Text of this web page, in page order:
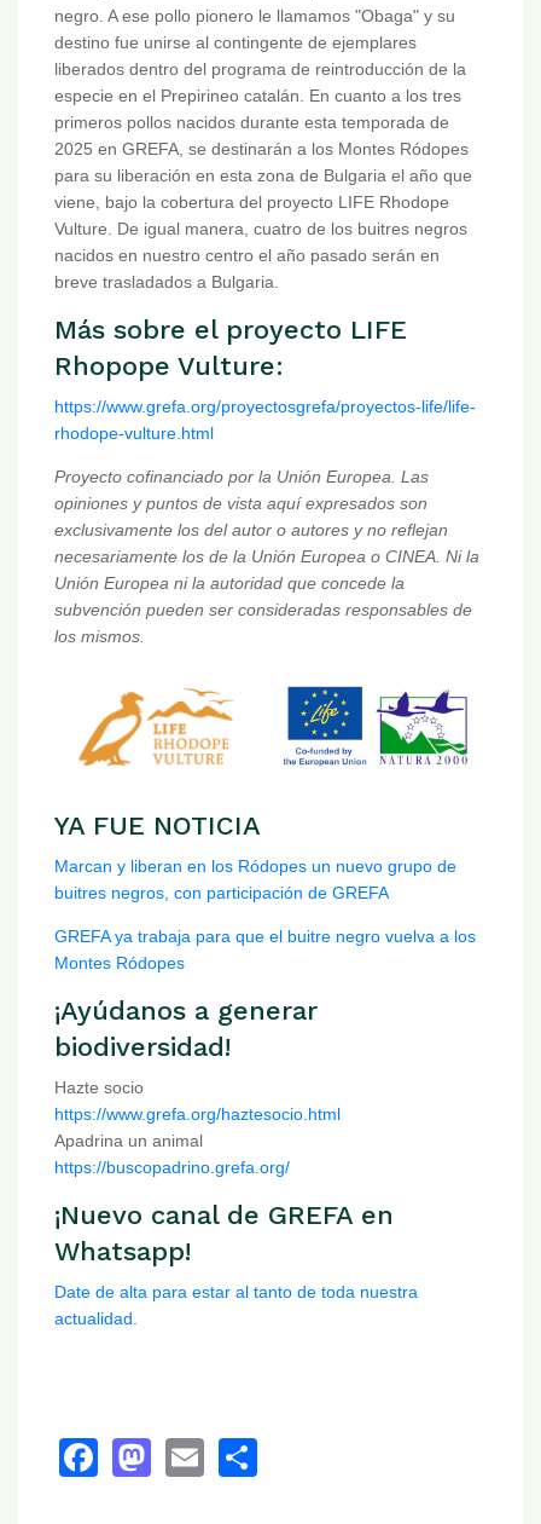
negro. A ese pollo pionero le llamamos "Obaga" y su
destino fue unirse al contingente de ejemplares
liberados dentro del programa de reintroducción de la
especie en el Prepirineo catalán. En cuanto a los tres
primeros pollos nacidos durante esta temporada de
2025 en GREFA, se destinarán a los Montes Ródopes
para su liberación en esta zona de Bulgaria el año que
viene, bajo la cobertura del proyecto LIFE Rhodope
Vulture. De igual manera, cuatro de los buitres negros
nacidos en nuestro centro el año pasado serán en
breve trasladados a Bulgaria.
Más sobre el proyecto LIFE
Rhopope Vulture:
https://www.grefa.org/proyectosgrefa/proyectos-life/life-
rhodope-vulture.html
Proyecto cofinanciado por la Unión Europea. Las
opiniones y puntos de vista aquí expresados son
exclusivamente los del autor o autores y no reflejan
necesariamente los de la Unión Europea o CINEA. Ni la
Unión Europea ni la autoridad que concede la
subvención pueden ser consideradas responsables de
los mismos.
YA FUE NOTICIA
Marcan y liberan en los Ródopes un nuevo grupo de
buitres negros, con participación de GREFA
GREFA ya trabaja para que el buitre negro vuelva a los
Montes Ródopes
¡Ayúdanos a generar
biodiversidad!
Hazte socio
https://www.grefa.org/haztesocio.html
Apadrina un animal
https://buscopadrino.grefa.org/
¡Nuevo canal de GREFA en
Whatsapp!
Date de alta para estar al tanto de toda nuestra
actualidad.
Facebook
Mastodon
Email